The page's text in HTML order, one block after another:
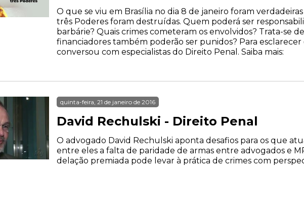
O que se viu em Brasília no dia 8 de janeiro foram
três Poderes foram destruídas. Quem poderá ser
barbárie? Quais crimes cometeram os envolvidos? Trata-se
financiadores também poderão ser punidos? Para esclarecer
conversou com especialistas do Direito Penal. Saiba mais:
quinta-feira, 21 de janeiro de 2016
David Rechulski - Direito Penal
O advogado David Rechulski aponta desafios para os que
entre eles a falta de paridade de armas entre advogados e
delação premiada pode levar à prática de crimes com